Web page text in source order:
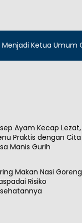
Ketua Umum
Ayam Kecap Lezat,
Praktis dengan Cita
Manis Gurih
Makan Nasi
Risiko